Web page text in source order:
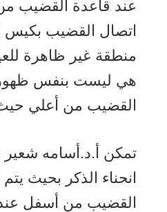
عند قاعدة القضيب
اتصال القضيب بكيس
منطقة غير ظاهرة
هي ليست بنفس
القضيب من أعلي
تمكن أ.د.أسامه
انحناء الذكر بحيث
القضيب من أسفل